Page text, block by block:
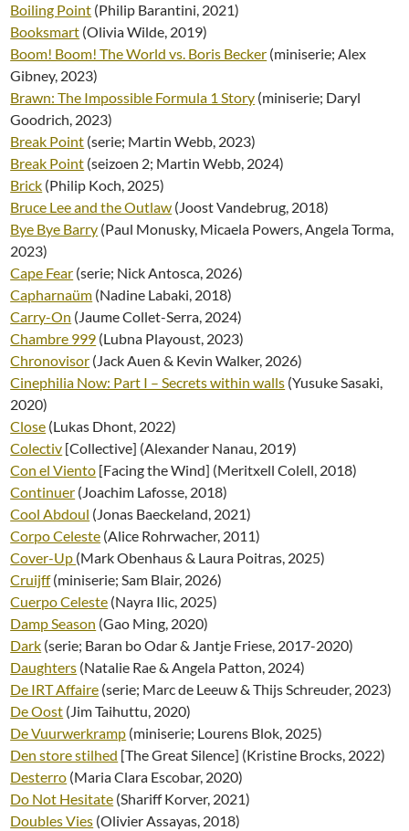
Boiling Point (Philip Barantini, 2021)
Booksmart (Olivia Wilde, 2019)
Boom! Boom! The World vs. Boris Becker (miniserie; Alex
Gibney, 2023)
Brawn: The Impossible Formula 1 Story (miniserie; Daryl
Goodrich, 2023)
Break Point (serie; Martin Webb, 2023)
Break Point (seizoen 2; Martin Webb, 2024)
Brick (Philip Koch, 2025)
Bruce Lee and the Outlaw (Joost Vandebrug, 2018)
Bye Bye Barry (Paul Monusky, Micaela Powers, Angela Torma,
2023)
Cape Fear (serie; Nick Antosca, 2026)
Capharnaüm (Nadine Labaki, 2018)
Carry-On (Jaume Collet-Serra, 2024)
Chambre 999 (Lubna Playoust, 2023)
Chronovisor (Jack Auen & Kevin Walker, 2026)
Cinephilia Now: Part I – Secrets within walls (Yusuke Sasaki,
2020)
Close (Lukas Dhont, 2022)
Colectiv [Collective] (Alexander Nanau, 2019)
Con el Viento [Facing the Wind] (Meritxell Colell, 2018)
Continuer (Joachim Lafosse, 2018)
Cool Abdoul (Jonas Baeckeland, 2021)
Corpo Celeste (Alice Rohrwacher, 2011)
Cover-Up (Mark Obenhaus & Laura Poitras, 2025)
Cruijff(miniserie; Sam Blair, 2026)
Cuerpo Celeste (Nayra Ilic, 2025)
Damp Season (Gao Ming, 2020)
Dark (serie; Baran bo Odar & Jantje Friese, 2017-2020)
Daughters (Natalie Rae & Angela Patton, 2024)
De IRT Affaire (serie; Marc de Leeuw & Thijs Schreuder, 2023)
De Oost (Jim Taihuttu, 2020)
De Vuurwerkramp (miniserie; Lourens Blok, 2025)
Den store stilhed [The Great Silence] (Kristine Brocks, 2022)
Desterro (Maria Clara Escobar, 2020)
Do Not Hesitate (Shariff Korver, 2021)
Doubles Vies (Olivier Assayas, 2018)